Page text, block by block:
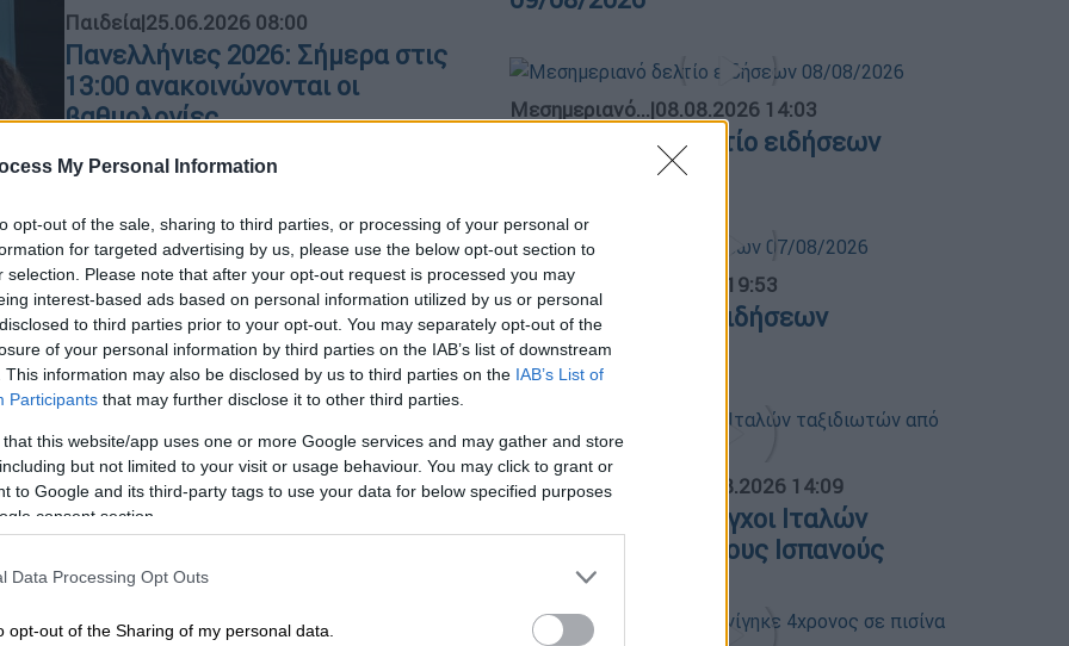
My Personal Information
opt-out of the sale, sharing to third parties, or processing of your personal or
for targeted advertising by us, please use the below opt-out section to
selection. Please note that after your opt-out request is processed you may
interest-based ads based on personal information utilized by us or personal
to third parties prior to your opt-out. You may separately opt-out of the
of your personal information by third parties on the IAB’s list of downstream
This information may also be disclosed by us to third parties on the IAB’s List of
Participants that may further disclose it to other third parties.
that this website/app uses one or more Google services and may gather and store
but not limited to your visit or usage behaviour. You may click to grant or
to Google and its third-party tags to use your data for below specified purposes
consent section.
Data Processing Opt Outs
opt-out of the Sharing of my personal data.
Παιδεία|25.06.2026 08:00
Πανελλήνιες 2026: Σήμερα στις
13:00 ανακοινώνονται οι
βαθμολογίες
Με Ισπανικά πέφτει η αυλαία των
Παιδεία|24.06.2026 14:32
Πανελλήνιες 2026: Τι ώρα
ανακοινώνονται αύριο, Πέμπτη, οι
βαθμολογίες
Αγωνία τέλος
Μεσημεριανό...|08.08.2026 14:03
Μεσημεριανό δελτίο ειδήσεων
Κεντρικό... 07.08.2026 19:53
Κεντρικό δελτίο ειδήσεων
07/08/2026
ΑΠΟΣΠΑΣΜΑΤΑ... 09.08.2026 14:09
Εξονυχιστικοί έλεγχοι Ιταλών
ταξιδιωτών από τους Ισπανούς